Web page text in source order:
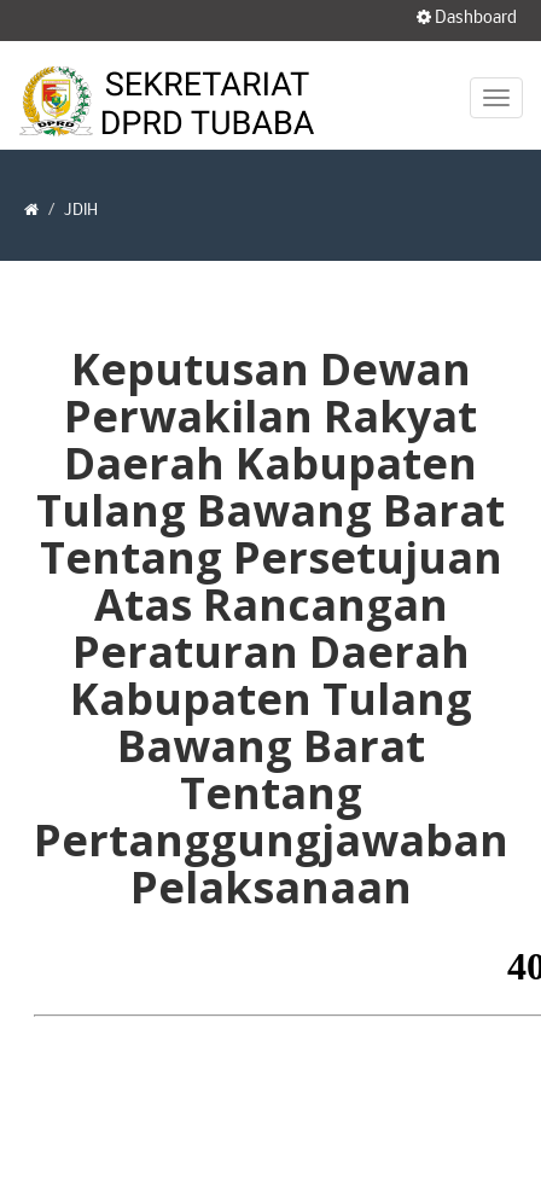
Dashboard
JDIH
Keputusan Dewan
Perwakilan Rakyat
Daerah Kabupaten
Tulang Bawang Barat
Tentang Persetujuan
Atas Rancangan
Peraturan Daerah
Kabupaten Tulang
Bawang Barat
Tentang
Pertanggungjawaban
Pelaksanaan